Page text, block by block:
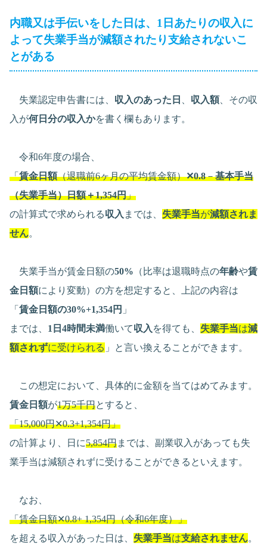
内職又は手伝いをした日は、1日あたりの収入に
よって失業手当が減額されたり支給されないこ
とがある
失業認定申告書には、 収入のあった日 収入額、その収
入が何日分の収入かを書く欄もあります。
令和6年度の場合、
「賃金日額（退職前6ヶ月の平均賃金額）✕0.8－基本手当
（失業手当）日額＋1,354円」
の計算式で求められる収入 までは、 失業手当が減額されま
せん。
失業手当が賃金日額の50% （比率は退職時点の年齢や賃
金日額により変動）の方を想定すると、上記の内容は
「 賃金日額の30%+1,354円 」
までは、 1日4時間未満働いて収入 を得ても、 失業手当は減
額されずに受けられる 」と言い換えることができます。
この想定において、具体的に金額を当てはめてみます。
賃金日額が1万5千円とすると、
「15,000円✕0.3+1,354円」
の計算より、日に5,854円までは、副業収入があっても失
業手当は減額されずに受けることができるといえます。
なお、
「賃金日額✕0.8+ 1,354円（令和6年度）」
を超える収入があった日は、 失業手当は支給されません。